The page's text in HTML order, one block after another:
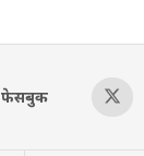
फेसबुक